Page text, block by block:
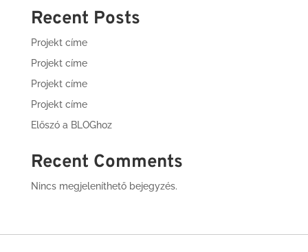
Recent Posts
Projekt címe
Projekt címe
Projekt címe
Projekt címe
Előszó a BLOGhoz
Recent Comments
Nincs megjeleníthető bejegyzés.